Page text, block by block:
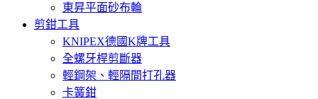
東昇平面砂布輪
剪鉗工具
KNIPEX德國K牌工具
全螺牙桿剪斷器
輕鋼架、輕隔間打孔器
卡簧鉗